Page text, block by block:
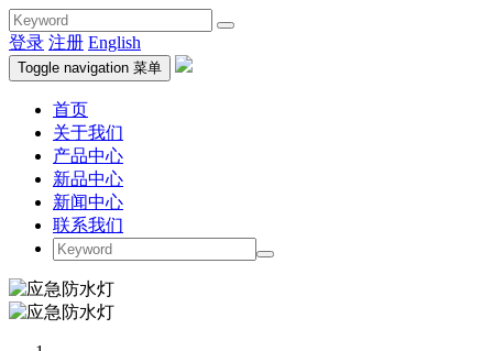
登录 注册 English
Toggle navigation 菜单
首页
关于我们
产品中心
新品中心
新闻中心
联系我们